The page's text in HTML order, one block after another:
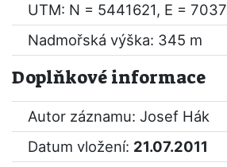
UTM: N = 5441621, E =
Nadmořská výška: 345 m
Doplňkové informace
Autor záznamu: Josef Hák
Datum vložení: 21.07.2011